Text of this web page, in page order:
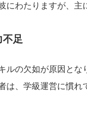
にわたりますが、主
不足
ルの欠如が原因とな
は、学級運営に慣